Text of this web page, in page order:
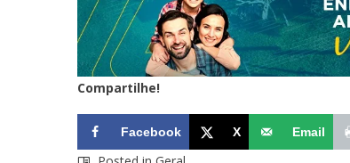
Compartilhe!
Facebook X Email